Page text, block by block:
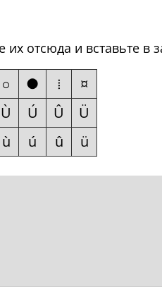
отсюда и вставьте в
○ ● ⁞
¤
Ù Ú Û
Ü
ù ú û ü